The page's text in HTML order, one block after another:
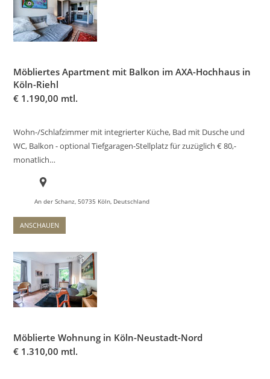
Möbliertes Apartment mit Balkon im AXA-Hochhaus in
Köln-Riehl
€ 1.190,00 mtl.
Wohn-/Schlafzimmer mit integrierter Küche, Bad mit Dusche und
WC, Balkon - optional Tiefgaragen-Stellplatz für zuzüglich € 80,-
monatlich…
An der Schanz, 50735 Köln, Deutschland
ANSCHAUEN
Möblierte Wohnung in Köln-Neustadt-Nord
€ 1.310,00 mtl.